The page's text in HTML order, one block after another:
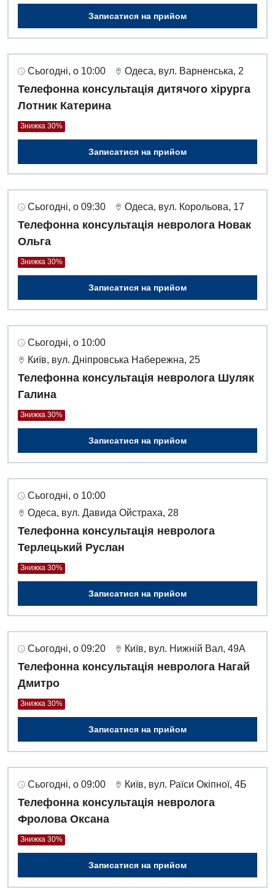
Записатися на прийом
Сьогодні, о 10:00 Одеса, вул. Варненська, 2
Телефонна консультація дитячого хірурга
Лотник Катерина
Знижка 30%
Записатися на прийом
Сьогодні, о 09:30 Одеса, вул. Корольова, 17
Телефонна консультація невролога Новак
Ольга
Знижка 30%
Записатися на прийом
Сьогодні, о 10:00
Київ, вул. Дніпровська Набережна, 25
Телефонна консультація невролога Шуляк
Галина
Знижка 30%
Записатися на прийом
Сьогодні, о 10:00
Одеса, вул. Давида Ойстраха, 28
Телефонна консультація невролога
Терлецький Руслан
Знижка 30%
Записатися на прийом
Сьогодні, о 09:20 Київ, вул. Нижній Вал, 49А
Телефонна консультація невролога Нагай
Дмитро
Знижка 30%
Записатися на прийом
Сьогодні, о 09:00 Київ, вул. Раїси Окіпної, 4Б
Телефонна консультація невролога
Фролова Оксана
Знижка 30%
Записатися на прийом